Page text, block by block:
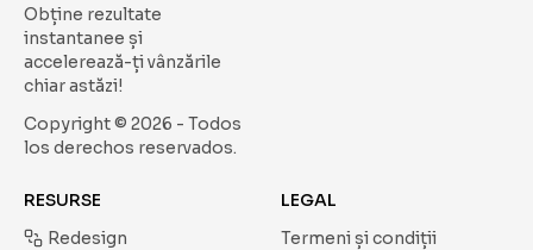
Obține rezultate
instantanee și
accelerează-ți vânzările
chiar astăzi!
Copyright © 2026 - Todos
los derechos reservados.
RESURSE
Redesign
LEGAL
Termeni și condiții